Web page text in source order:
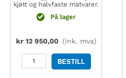
kjøtt og halvfaste matvarer.
På lager
kr12 950,00 (ink. mva)
Hanna
HI98163
BESTILL